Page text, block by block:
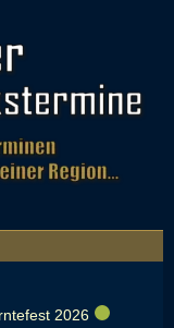
2026